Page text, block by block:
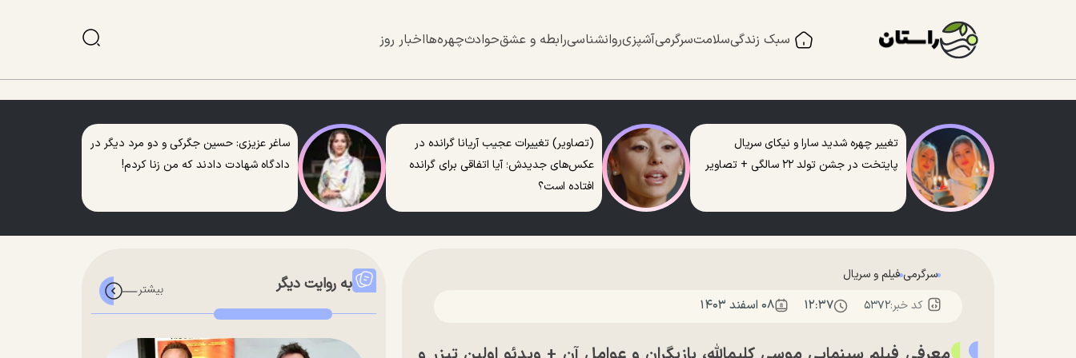
سبک زندگیسلامتسرگرمیآشپزیروانشناسیرابطه و عشقحوادثچهره‌هااخبار روز
تغییر چهره شدید سارا و نیکای سریال
پایتخت در جشن تولد ۲۲ سالگی + تصاویر
(تصاویر) تغییرات عجیب آریانا گرانده در
عکس‌های جدیدش؛ آیا اتفاقی برای گرانده
افتاده است؟
ساغر عزیزی: حسین جگرکی و دو مرد دیگر در
دادگاه شهادت دادند که من زنا کردم!
سرگرمی فیلم و سریال
کد خبر:۵۳۷۲ ۱۲:۳۷ ۰۸ اسفند ۱۴۰۳
به روایت دیگر